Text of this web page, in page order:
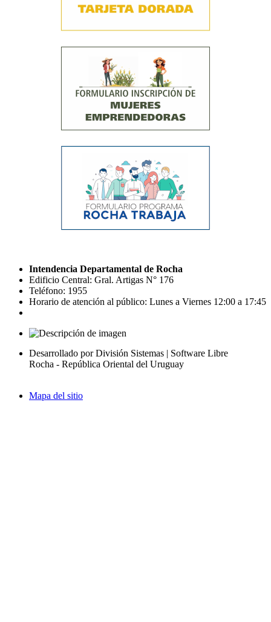
Intendencia Departamental de Rocha
Edificio Central: Gral. Artigas N° 176
Teléfono: 1955
Horario de atención al público: Lunes a Viernes 12:00 a 17:45
Desarrollado por División Sistemas | Software Libre
Rocha - República Oriental del Uruguay
Mapa del sitio